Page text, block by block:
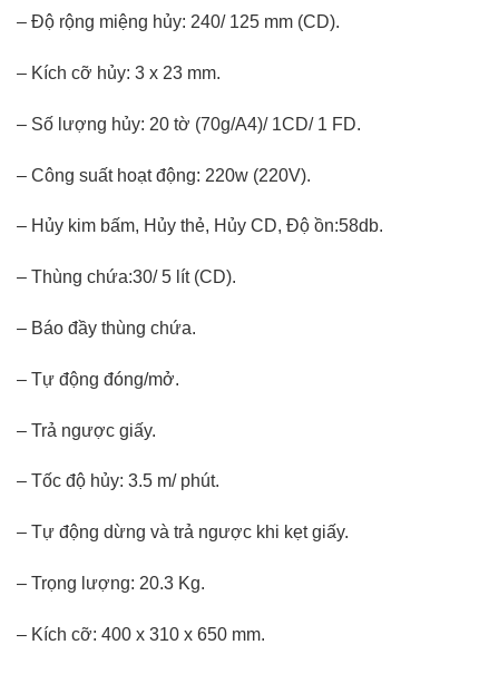
– Độ rộng miệng hủy: 240/ 125 mm (CD).
– Kích cỡ hủy: 3 x 23 mm.
– Số lượng hủy: 20 tờ (70g/A4)/ 1CD/ 1 FD.
– Công suất hoạt động: 220w (220V).
– Hủy kim bấm, Hủy thẻ, Hủy CD, Độ ồn:58db.
– Thùng chứa:30/ 5 lít (CD).
– Báo đầy thùng chứa.
– Tự động đóng/mở.
– Trả ngược giấy.
– Tốc độ hủy: 3.5 m/ phút.
– Tự động dừng và trả ngược khi kẹt giấy.
– Trọng lượng: 20.3 Kg.
– Kích cỡ: 400 x 310 x 650 mm.